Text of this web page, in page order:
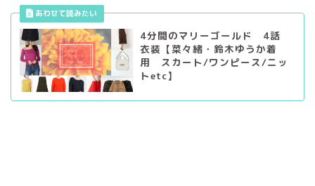
4分間のマリーゴールド 4話
衣装【菜々緒・鈴木ゆうか着
用 スカート/ワンピース/ニッ
トetc】